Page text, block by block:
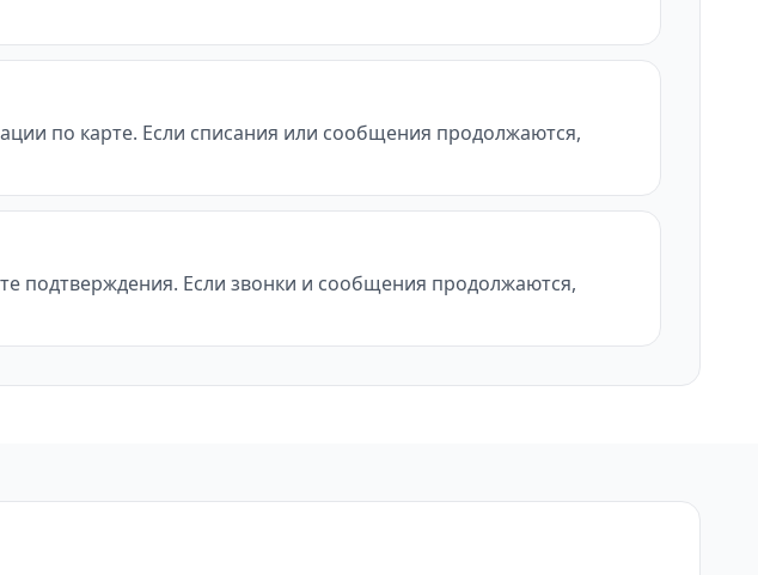
по карте. Если списания или сообщения продолжаются,
подтверждения. Если звонки и сообщения продолжаются,